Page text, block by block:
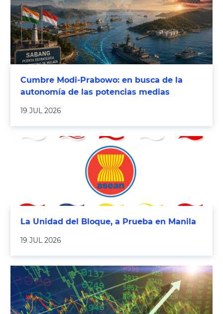
Cumbre Modi-Prabowo: en busca de la
autonomía de las potencias medias
19 JUL 2026
La Unidad del Bloque, a Prueba en Manila
19 JUL 2026